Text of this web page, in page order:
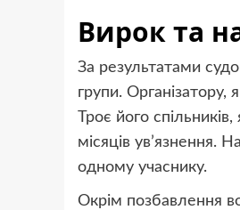
Вирок та
За результатами
групи.
Троє його
місяців ув’язнення.
одному учаснику.
Окрім позбавлення